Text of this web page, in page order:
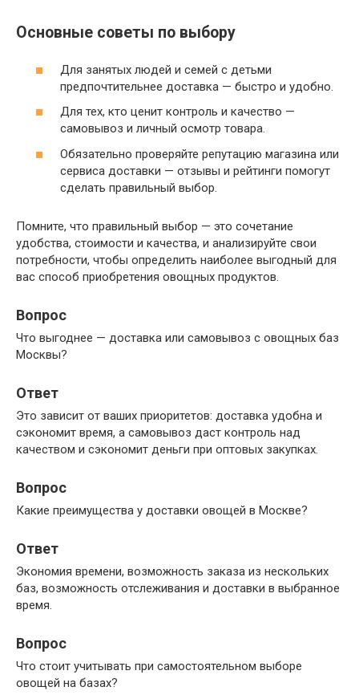
Основные советы по выбору
Для занятых людей и семей с детьми
предпочтительнее доставка — быстро и удобно.
Для тех, кто ценит контроль и качество —
самовывоз и личный осмотр товара.
Обязательно проверяйте репутацию магазина или
сервиса доставки — отзывы и рейтинги помогут
сделать правильный выбор.
Помните, что правильный выбор — это сочетание
удобства, стоимости и качества, и анализируйте свои
потребности, чтобы определить наиболее выгодный для
вас способ приобретения овощных продуктов.
Вопрос
Что выгоднее — доставка или самовывоз с овощных баз
Москвы?
Ответ
Это зависит от ваших приоритетов: доставка удобна и
сэкономит время, а самовывоз даст контроль над
качеством и сэкономит деньги при оптовых закупках.
Вопрос
Какие преимущества у доставки овощей в Москве?
Ответ
Экономия времени, возможность заказа из нескольких
баз, возможность отслеживания и доставки в выбранное
время.
Вопрос
Что стоит учитывать при самостоятельном выборе
овощей на базах?